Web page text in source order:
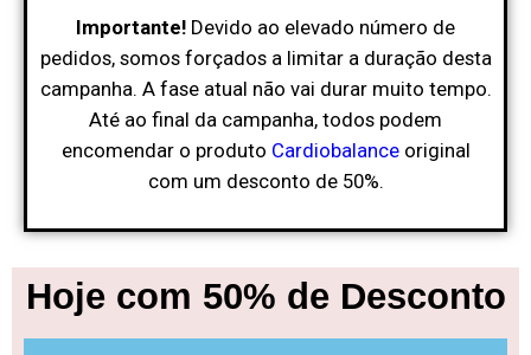
Importante! Devido ao elevado número de
pedidos, somos forçados a limitar a duração desta
campanha. A fase atual não vai durar muito tempo.
Até ao final da campanha, todos podem
encomendar o produto Cardiobalanceoriginal
com um desconto de 50%.
Hoje com 50% de Desconto